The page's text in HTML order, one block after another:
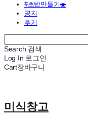
#초밥만들기🍣
공지
후기
Search 검색
Log In 로그인
Cart장바구니
미식창고